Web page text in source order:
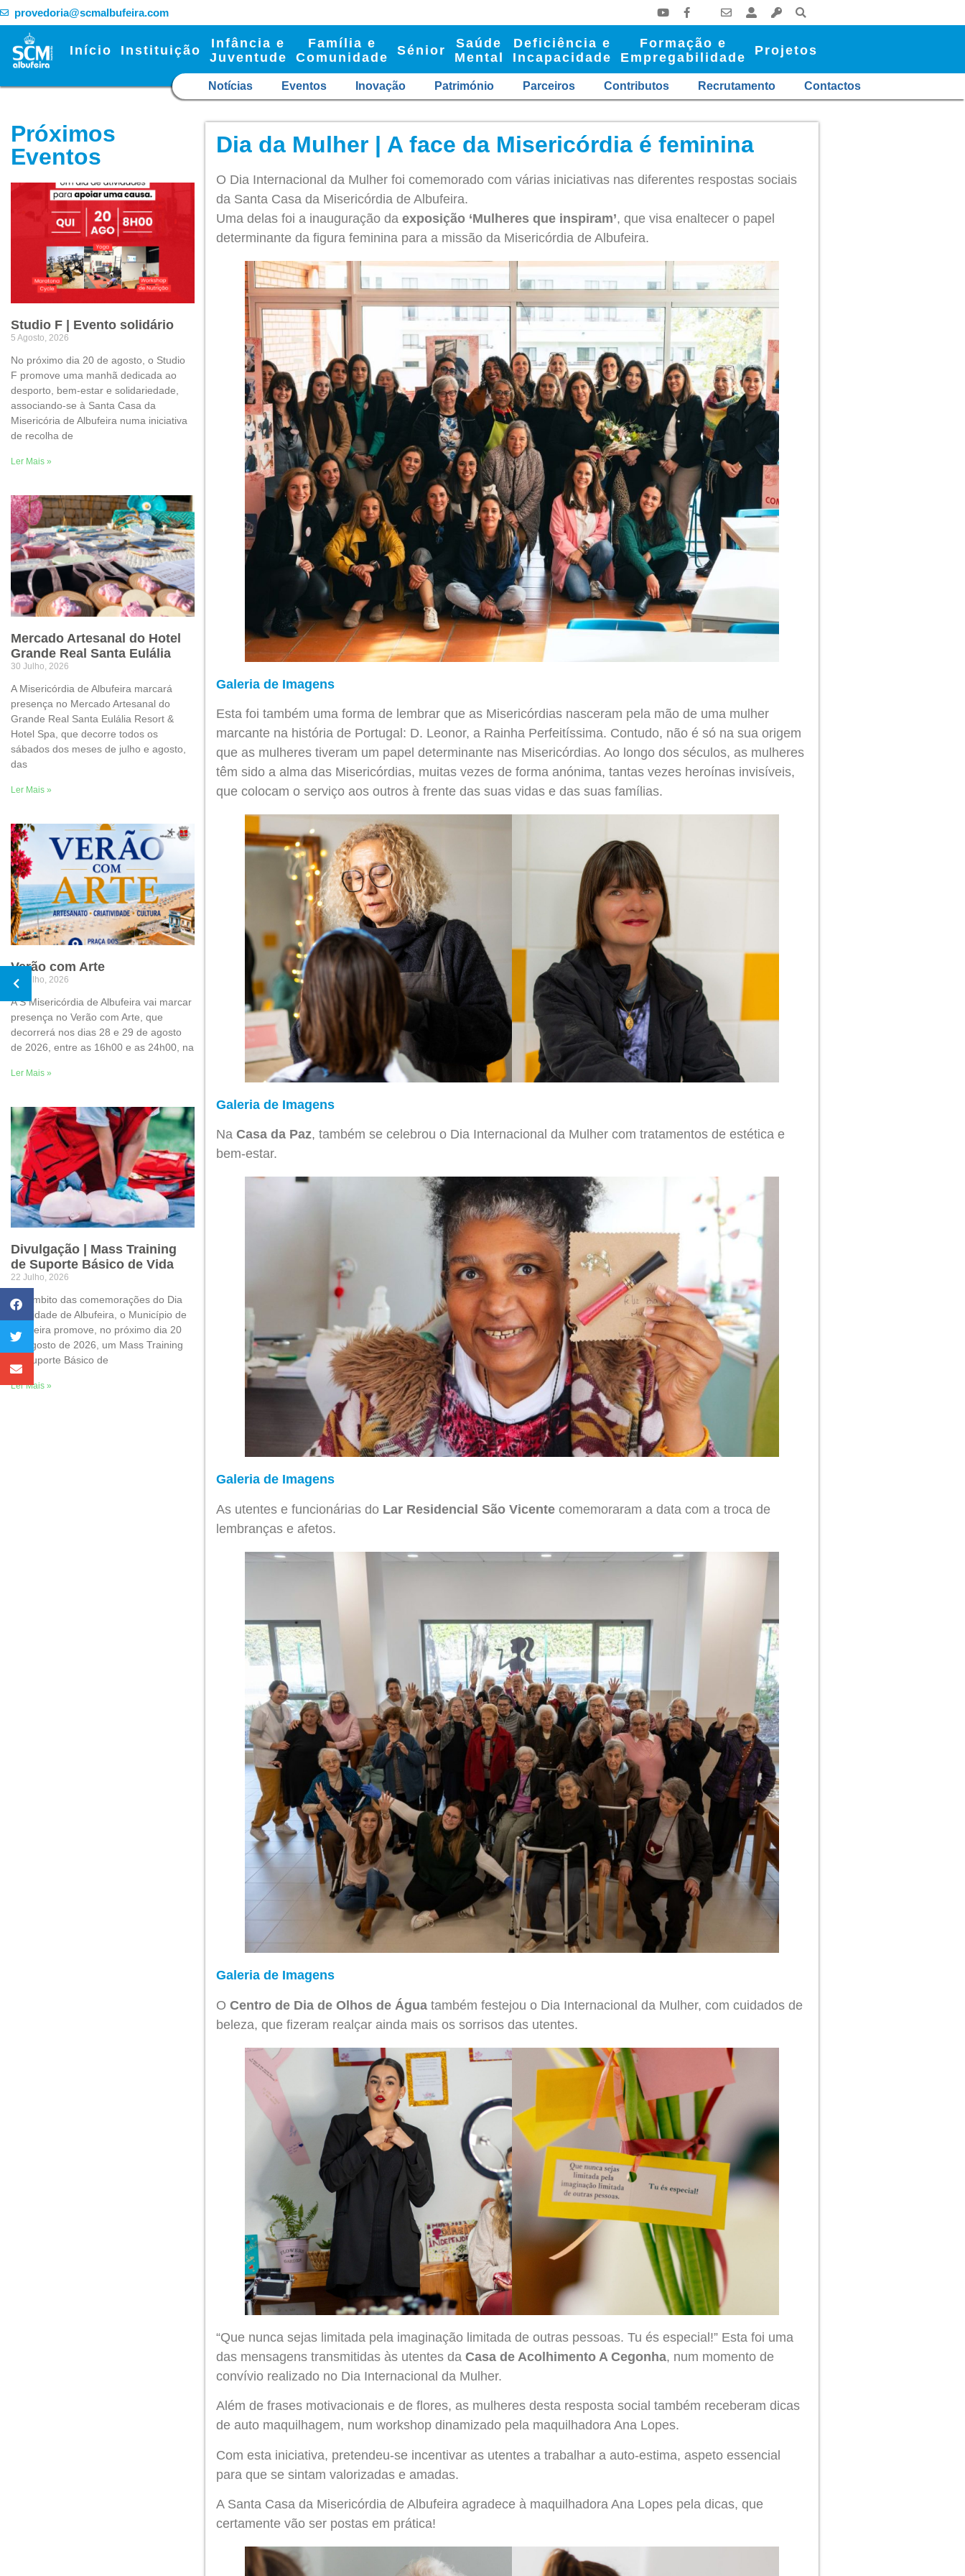
provedoria@scmalbufeira.com
Início Instituição
Infância e
Juventude
Família e
Comunidade
Sénior
Saúde
Mental
Deficiência e
Incapacidade
Formação e
Empregabilidade
Projetos
Notícias Eventos Inovação Património Parceiros Contributos Recrutamento Contactos
Próximos
Eventos
Studio F | Evento solidário
5 Agosto, 2026
No próximo dia 20 de agosto, o Studio
F promove uma manhã dedicada ao
desporto, bem-estar e solidariedade,
associando-se à Santa Casa da
Misericória de Albufeira numa iniciativa
de recolha de
Ler Mais »
Mercado Artesanal do Hotel
Grande Real Santa Eulália
30 Julho, 2026
A Misericórdia de Albufeira marcará
presença no Mercado Artesanal do
Grande Real Santa Eulália Resort &
Hotel Spa, que decorre todos os
sábados dos meses de julho e agosto,
das
Ler Mais »
Verão com Arte
30 Julho, 2026
A S Misericórdia de Albufeira vai marcar
presença no Verão com Arte, que
decorrerá nos dias 28 e 29 de agosto
de 2026, entre as 16h00 e as 24h00, na
Ler Mais »
Divulgação | Mass Training
de Suporte Básico de Vida
22 Julho, 2026
No âmbito das comemorações do Dia
da Cidade de Albufeira, o Município de
Albufeira promove, no próximo dia 20
de agosto de 2026, um Mass Training
de Suporte Básico de
Ler Mais »
Dia da Mulher | A face da Misericórdia é feminina
O Dia Internacional da Mulher foi comemorado com várias iniciativas nas diferentes respostas sociais
da Santa Casa da Misericórdia de Albufeira.
Uma delas foi a inauguração da exposição ‘Mulheres que inspiram’, que visa enaltecer o papel
determinante da figura feminina para a missão da Misericórdia de Albufeira.
Galeria de Imagens
Esta foi também uma forma de lembrar que as Misericórdias nasceram pela mão de uma mulher
marcante na história de Portugal: D. Leonor, a Rainha Perfeitíssima. Contudo, não é só na sua origem
que as mulheres tiveram um papel determinante nas Misericórdias. Ao longo dos séculos, as mulheres
têm sido a alma das Misericórdias, muitas vezes de forma anónima, tantas vezes heroínas invisíveis,
que colocam o serviço aos outros à frente das suas vidas e das suas famílias.
Galeria de Imagens
Na Casa da Paz, também se celebrou o Dia Internacional da Mulher com tratamentos de estética e
bem-estar.
Galeria de Imagens
As utentes e funcionárias do Lar Residencial São Vicentecomemoraram a data com a troca de
lembranças e afetos.
Galeria de Imagens
O Centro de Dia de Olhos de Águatambém festejou o Dia Internacional da Mulher, com cuidados de
beleza, que fizeram realçar ainda mais os sorrisos das utentes.
“Que nunca sejas limitada pela imaginação limitada de outras pessoas. Tu és especial!” Esta foi uma
das mensagens transmitidas às utentes da Casa de Acolhimento A Cegonha, num momento de
convívio realizado no Dia Internacional da Mulher.
Além de frases motivacionais e de flores, as mulheres desta resposta social também receberam dicas
de auto maquilhagem, num workshop dinamizado pela maquilhadora Ana Lopes.
Com esta iniciativa, pretendeu-se incentivar as utentes a trabalhar a auto-estima, aspeto essencial
para que se sintam valorizadas e amadas.
A Santa Casa da Misericórdia de Albufeira agradece à maquilhadora Ana Lopes pela dicas, que
certamente vão ser postas em prática!